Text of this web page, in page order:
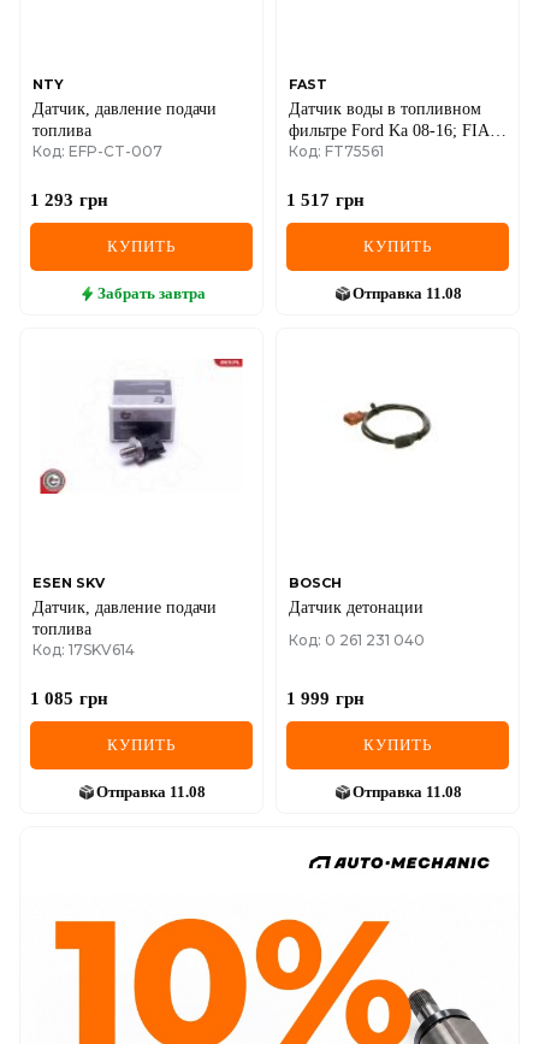
SMART
SSANGYONG
SUZUKI
TESLA
ZEEKR
NTY
Датчик, давление подачи
топлива
Код: EFP-CT-007
1 293 грн
КУПИТЬ
Забрать завтра
FAST
Датчик воды в топливном
фильтре Ford Ka 08-16; FIAT
Ducato 06-14, Ducato 14-;
Код: FT75561
1 517 грн
КУПИТЬ
Отправка 11.08
ESEN SKV
Датчик, давление подачи
топлива
Код: 17SKV614
1 085 грн
КУПИТЬ
Отправка 11.08
BOSCH
Датчик детонации
Код: 0 261 231 040
1 999 грн
КУПИТЬ
Отправка 11.08